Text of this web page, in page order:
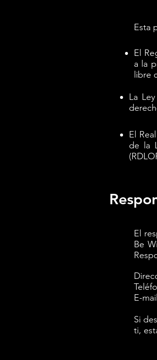
Esta
El
a la
libre
La
El
de la
El
Be
E-
Si
ti,